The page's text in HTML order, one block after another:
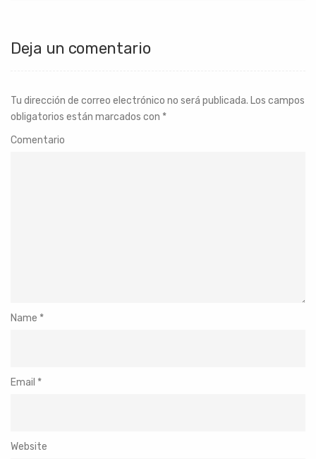
Deja un comentario
Tu dirección de correo electrónico no será publicada. Los campos
obligatorios están marcados con *
Comentario
Name *
Email *
Website